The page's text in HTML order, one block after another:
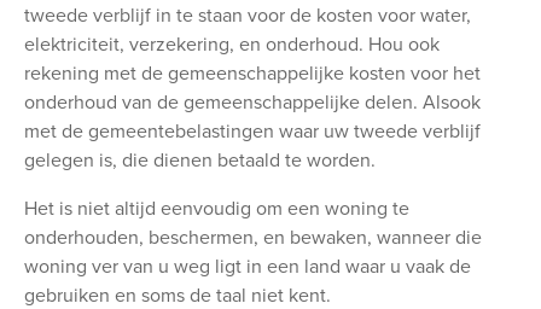
tweede verblijf in te staan voor de kosten voor water,
elektriciteit, verzekering, en onderhoud. Hou ook
rekening met de gemeenschappelijke kosten voor het
onderhoud van de gemeenschappelijke delen. Alsook
met de gemeentebelastingen waar uw tweede verblijf
gelegen is, die dienen betaald te worden.
Het is niet altijd eenvoudig om een woning te
onderhouden, beschermen, en bewaken, wanneer die
woning ver van u weg ligt in een land waar u vaak de
gebruiken en soms de taal niet kent.